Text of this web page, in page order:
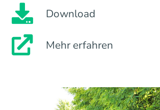
Download
Mehr erfahren